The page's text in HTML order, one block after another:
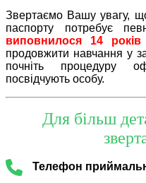
Звертаємо Вашу увагу,
паспорту потребує
виповнилося 14 років
продовжити навчання у
почніть процедуру
посвідчують особу.
Для більш
Телефон